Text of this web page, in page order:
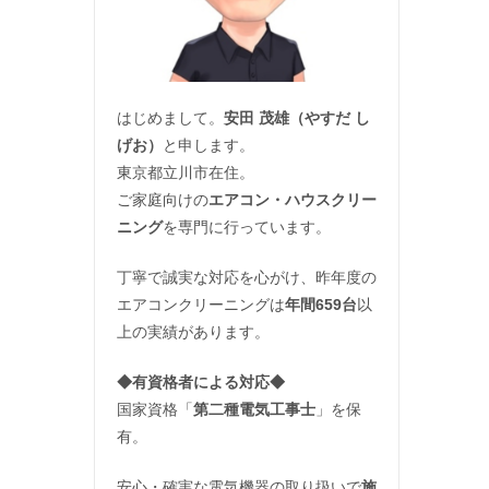
はじめまして。 安田 茂雄（やすだ し
げお）
と申します。
東京都立川市在住。
ご家庭向けのエアコン・ハウスクリー
ニングを専門に行っています。
丁寧で誠実な対応を心がけ、昨年度の
エアコンクリーニングは年間659台以
上の実績があります。
◆有資格者による対応◆
国家資格「第二種電気工事士 」を保
有。